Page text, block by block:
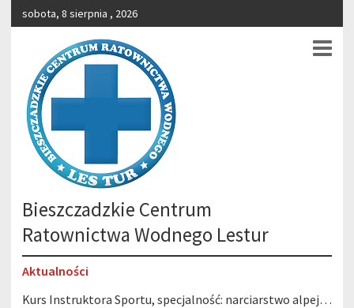
sobota, 8 sierpnia , 2026
Bieszczadzkie Centrum
Ratownictwa Wodnego Lestur
Aktualności
Kurs Instruktora Sportu, specjalność: narciarstwo alpejskie 6-22.02.2026 r. Stacja Narciarska Gromadzyń – Ustrzyki Dolne